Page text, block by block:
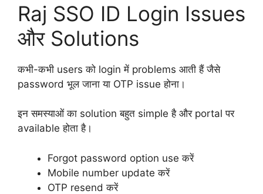
Raj SSO ID Login Issues
और Solutions
कभी-कभी users को login में problems आती हैं जैसे
password भूल जाना या OTP issue होना।
इन समस्याओं का solution बहुत simple है और portal पर
available होता है।
Forgot password option use करें
Mobile number update करें
OTP resend करें